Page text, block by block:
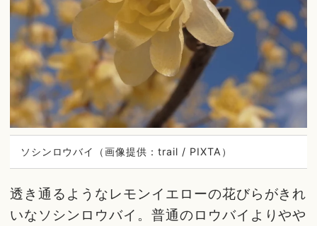
ソシンロウバイ（画像提供：trail / PIXTA）
透き通るようなレモンイエローの花びらがきれ
いなソシンロウバイ。普通のロウバイよりやや